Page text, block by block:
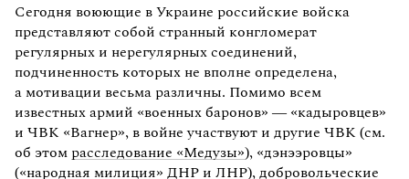
Сегодня воюющие в Украине российские войска
представляют собой странный конгломерат
регулярных и нерегулярных соединений,
подчиненность которых не вполне определена,
а мотивации весьма различны. Помимо всем
известных армий «военных баронов» — «кадыровцев»
и ЧВК «Вагнер», в войне участвуют и другие ЧВК (см.
об этом расследование «Медузы»), «дэнээровцы»
(«народная милиция» ДНР и ЛНР),добровольческие